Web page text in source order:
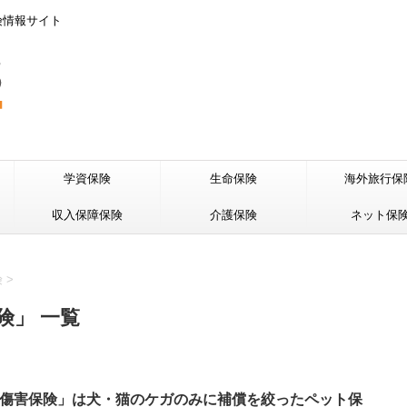
報サイト
学資保険 生命保険 海外旅行保
収入保障保険 介護保険 ネット保
>
」 一覧
害保険」は犬・猫のケガのみに補償を絞ったペット保